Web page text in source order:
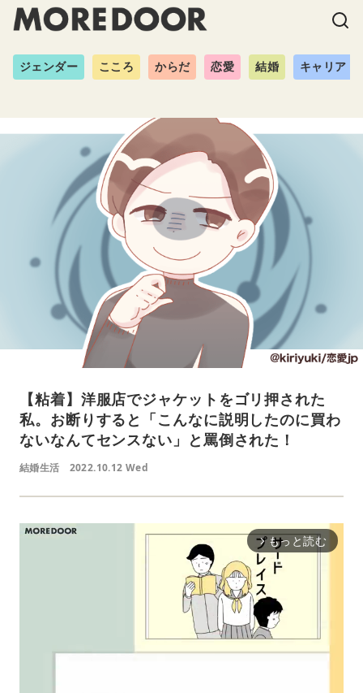
ジェンダー こころ からだ 恋愛 結婚 キャリア
【粘着】洋服店でジャケットをゴリ押された
私。お断りすると「こんなに説明したのに買わ
ないなんてセンスない」と罵倒された！
結婚生活 2022.10.12 Wed
arrow_forward_ios もっと読む